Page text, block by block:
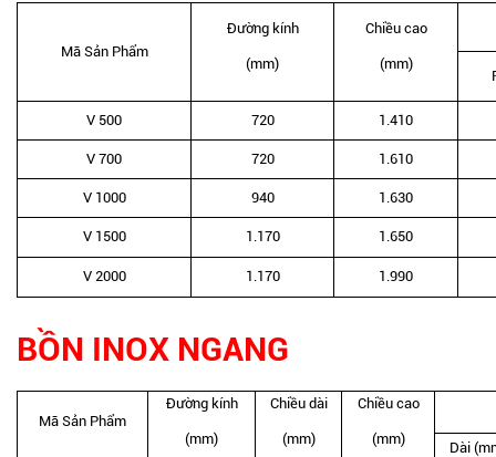
Mã Sản Phẩm
Đường kính
(mm)
Chiều cao
(mm)
V 500 720 1.410
V 700 720 1.610
V 1000 940 1.630
V 1500 1.170 1.650
V 2000 1.170 1.990
BỒN INOX NGANG
Mã Sản Phẩm
Đường kính
(mm)
Chiều dài
(mm)
Chiều cao
(mm)
Dài